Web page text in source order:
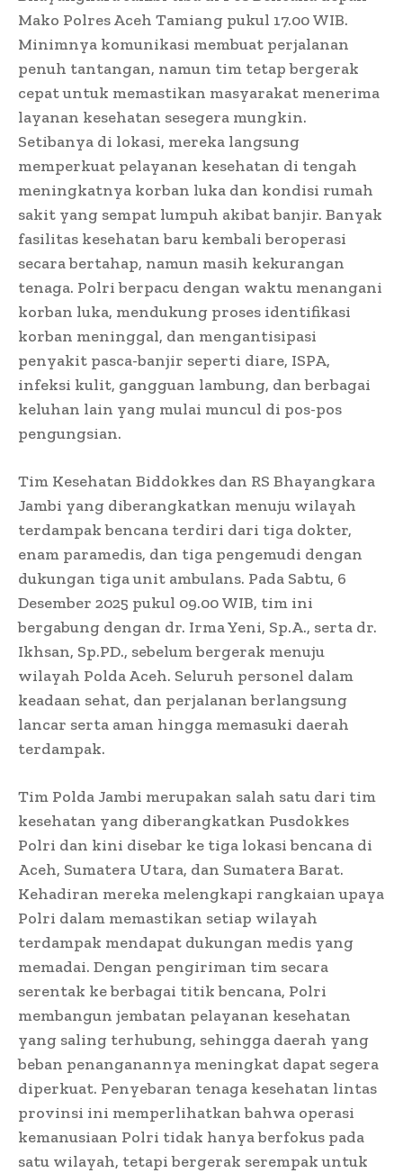
Mako Polres Aceh Tamiang pukul 17.00 WIB.
Minimnya komunikasi membuat perjalanan
penuh tantangan, namun tim tetap bergerak
cepat untuk memastikan masyarakat menerima
layanan kesehatan sesegera mungkin.
Setibanya di lokasi, mereka langsung
memperkuat pelayanan kesehatan di tengah
meningkatnya korban luka dan kondisi rumah
sakit yang sempat lumpuh akibat banjir. Banyak
fasilitas kesehatan baru kembali beroperasi
secara bertahap, namun masih kekurangan
tenaga. Polri berpacu dengan waktu menangani
korban luka, mendukung proses identifikasi
korban meninggal, dan mengantisipasi
penyakit pasca-banjir seperti diare, ISPA,
infeksi kulit, gangguan lambung, dan berbagai
keluhan lain yang mulai muncul di pos-pos
pengungsian.
Tim Kesehatan Biddokkes dan RS Bhayangkara
Jambi yang diberangkatkan menuju wilayah
terdampak bencana terdiri dari tiga dokter,
enam paramedis, dan tiga pengemudi dengan
dukungan tiga unit ambulans. Pada Sabtu, 6
Desember 2025 pukul 09.00 WIB, tim ini
bergabung dengan dr. Irma Yeni, Sp.A., serta dr.
Ikhsan, Sp.PD., sebelum bergerak menuju
wilayah Polda Aceh. Seluruh personel dalam
keadaan sehat, dan perjalanan berlangsung
lancar serta aman hingga memasuki daerah
terdampak.
Tim Polda Jambi merupakan salah satu dari tim
kesehatan yang diberangkatkan Pusdokkes
Polri dan kini disebar ke tiga lokasi bencana di
Aceh, Sumatera Utara, dan Sumatera Barat.
Kehadiran mereka melengkapi rangkaian upaya
Polri dalam memastikan setiap wilayah
terdampak mendapat dukungan medis yang
memadai. Dengan pengiriman tim secara
serentak ke berbagai titik bencana, Polri
membangun jembatan pelayanan kesehatan
yang saling terhubung, sehingga daerah yang
beban penanganannya meningkat dapat segera
diperkuat. Penyebaran tenaga kesehatan lintas
provinsi ini memperlihatkan bahwa operasi
kemanusiaan Polri tidak hanya berfokus pada
satu wilayah, tetapi bergerak serempak untuk